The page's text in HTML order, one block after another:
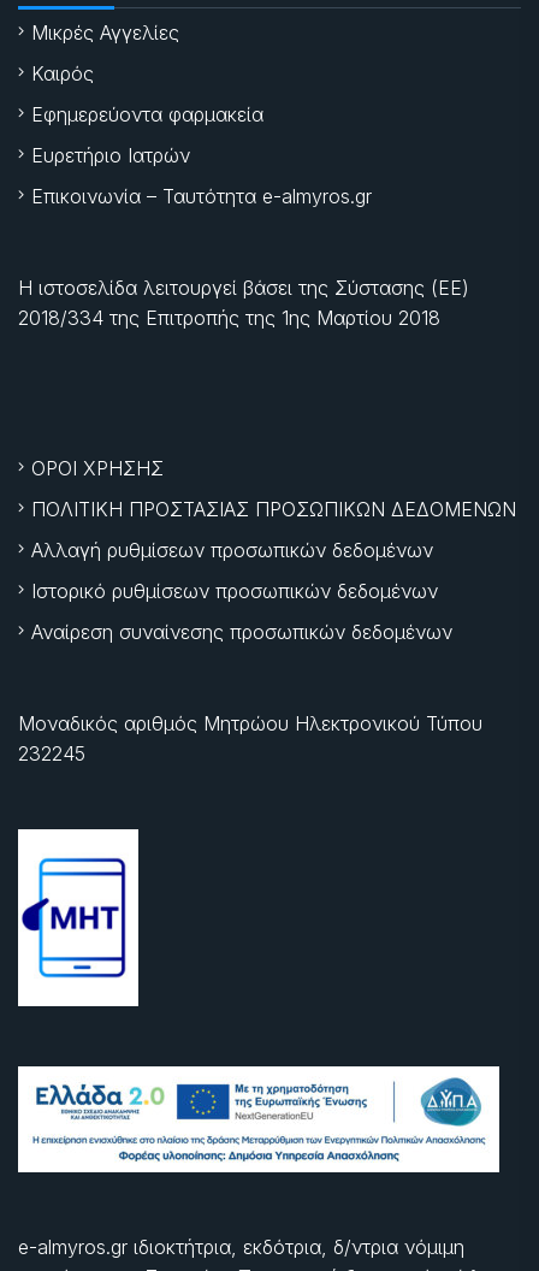
Μικρές Αγγελίες
Καιρός
Εφημερεύοντα φαρμακεία
Ευρετήριο Ιατρών
Επικοινωνία – Ταυτότητα e-almyros.gr
Η ιστοσελίδα λειτουργεί βάσει της Σύστασης (ΕΕ)
2018/334 της Επιτροπής της 1ης Μαρτίου 2018
ΟΡΟΙ ΧΡΗΣΗΣ
ΠΟΛΙΤΙΚΗ ΠΡΟΣΤΑΣΙΑΣ ΠΡΟΣΩΠΙΚΩΝ ΔΕΔΟΜΕΝΩΝ
Αλλαγή ρυθμίσεων προσωπικών δεδομένων
Ιστορικό ρυθμίσεων προσωπικών δεδομένων
Αναίρεση συναίνεσης προσωπικών δεδομένων
Μοναδικός αριθμός Μητρώου Ηλεκτρονικού Τύπου
232245
e-almyros.gr ιδιοκτήτρια, εκδότρια, δ/ντρια νόμιμη